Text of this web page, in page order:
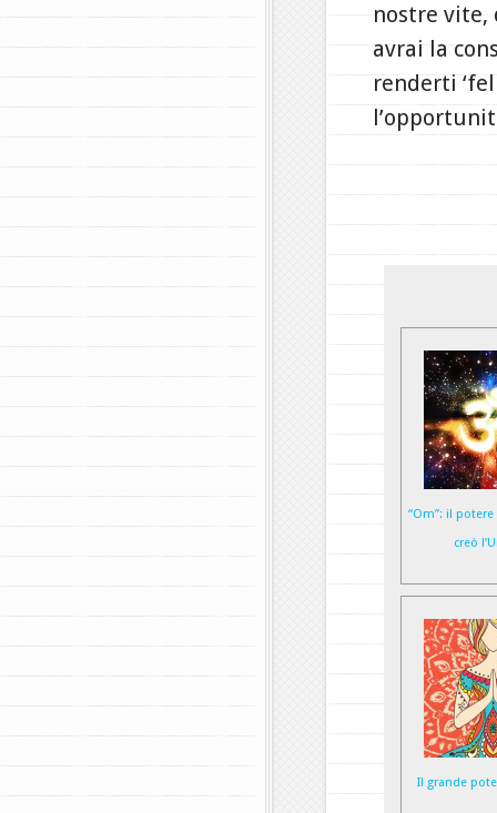
nostre vite,
avrai la
renderti
“Om”: il
creò
Il grande